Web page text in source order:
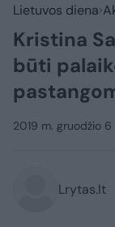
Lietuvos diena
Kristina
būti
2019 m. gruodžio
Lrytas.lt